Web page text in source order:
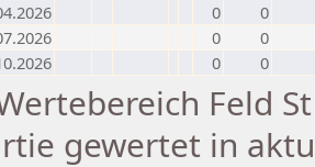
0
0
0
0
0 0
Feld
gewertet in